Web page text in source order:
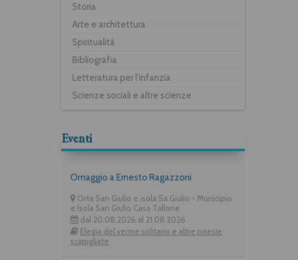
Storia
Arte e architettura
Spiritualità
Bibliografia
Letteratura per l'infanzia
Scienze sociali e altre scienze
Eventi
Omaggio a Ernesto Ragazzoni
Orta San Giulio e isola Sa Giulio - Municipio
e Isola San Giulio Casa Tallone
dal 20.08.2026 al 21.08.2026
Elegia del verme solitario e altre poesie
scapigliate